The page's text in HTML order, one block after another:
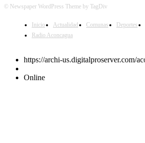
© Newspaper WordPress Theme by TagDiv
Inicio Actualidad Comunas Deportes
Radio Aconcagua
https://archi-us.digitalproserver.com/
Online